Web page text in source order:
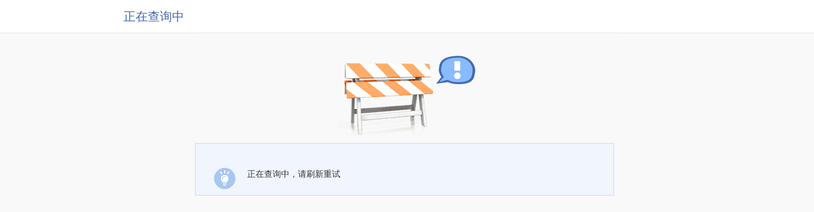
正在查询中
正在查询中，请刷新重试